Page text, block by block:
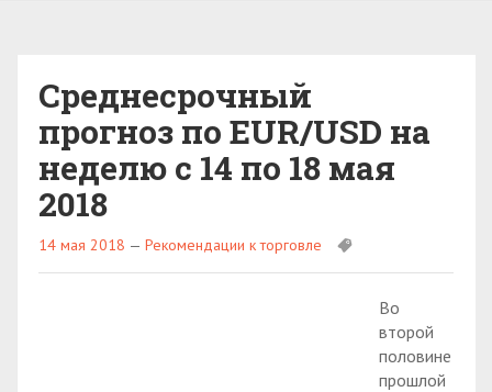
Среднесрочный
прогноз по EUR/USD на
неделю с 14 по 18 мая
2018
14 мая 2018 — Рекомендации к торговле
Во
второй
половине
прошлой